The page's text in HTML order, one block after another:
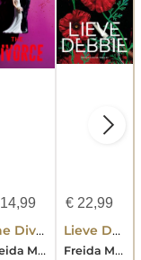
14,99
The Divorce
Freida McFadden
€ 22,99
Lieve Debbie
Freida McFadden